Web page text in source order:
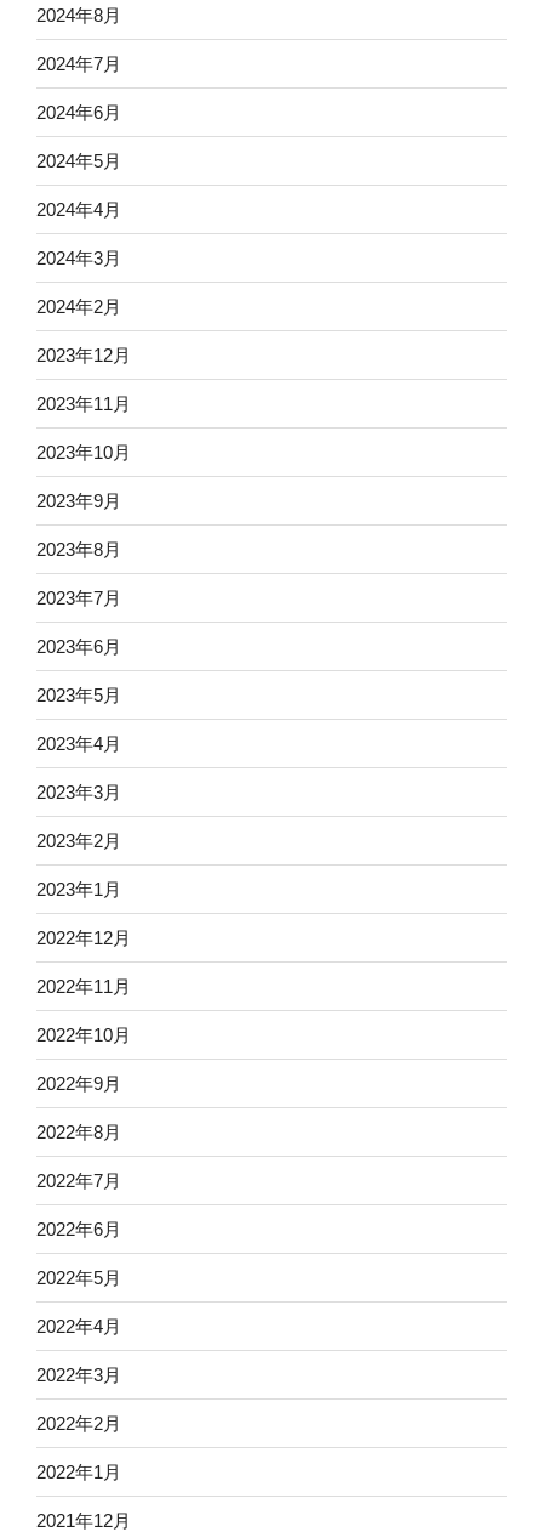
2024年8月
2024年7月
2024年6月
2024年5月
2024年4月
2024年3月
2024年2月
2023年12月
2023年11月
2023年10月
2023年9月
2023年8月
2023年7月
2023年6月
2023年5月
2023年4月
2023年3月
2023年2月
2023年1月
2022年12月
2022年11月
2022年10月
2022年9月
2022年8月
2022年7月
2022年6月
2022年5月
2022年4月
2022年3月
2022年2月
2022年1月
2021年12月